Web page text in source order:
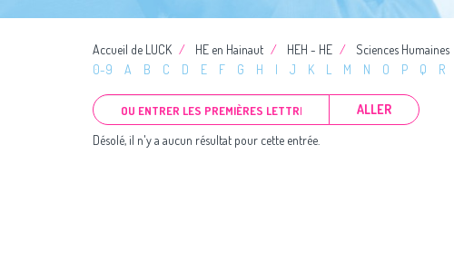
Accueil de LUCK HE en Hainaut HEH - HE Sciences Humaines
0-9
A B C D E F G H I J K L M N O P Q R
ALLER
Désolé, il n'y a aucun résultat pour cette entrée.